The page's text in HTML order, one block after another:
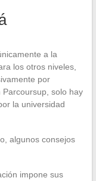
a la
los otros niveles,
por
solo hay
la universidad
algunos consejos
impone sus